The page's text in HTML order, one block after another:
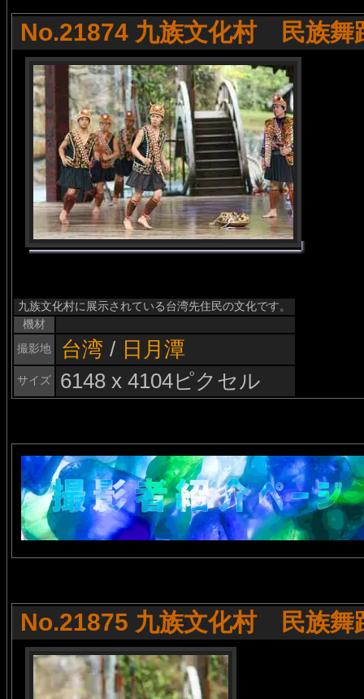
No.21874 九族文化村 民族舞
九族文化村に展示されている台湾先住民の文化です。
機材
撮影地
台湾 / 日月潭
サイズ 6148 x 4104ピクセル
No.21875 九族文化村 民族舞